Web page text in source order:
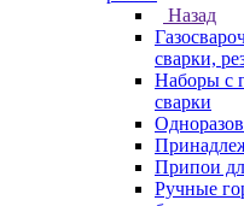
Назад
сварки,
Наборы с
сварки
Припои
Ручные